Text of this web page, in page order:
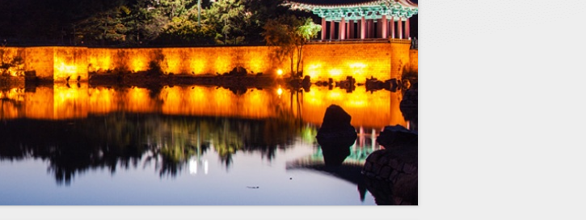
Saran & Keluhan
FAQ
Contact Us